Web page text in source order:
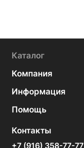
Каталог
Компания
Информация
Помощь
Контакты
+7 (916) 358-77-77